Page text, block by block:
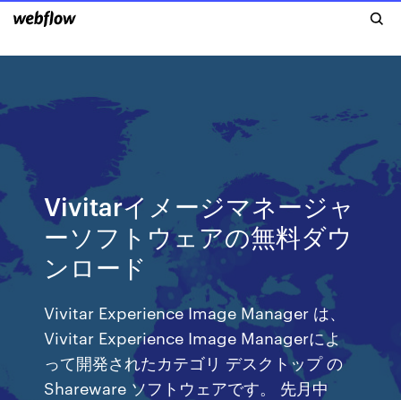
Vivitarイメージマネージャ
ーソフトウェアの無料ダウ
ンロード
Vivitar Experience Image Manager は、
Vivitar Experience Image Managerによ
って開発されたカテゴリ デスクトップ の
Shareware ソフトウェアです。 先月中